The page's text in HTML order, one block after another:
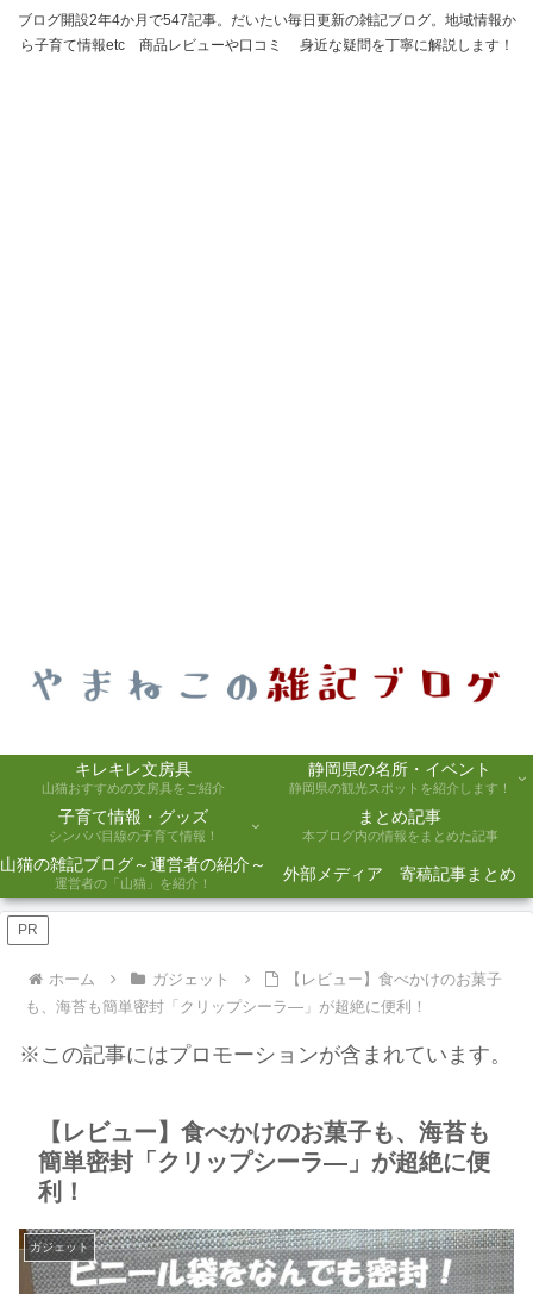
ブログ開設2年4か月で547記事。だいたい毎日更新の雑記ブログ。地域情報か
ら子育て情報etc 商品レビューや口コミ 身近な疑問を丁寧に解説します！
キレキレ文房具
山猫おすすめの文房具をご紹介
静岡県の名所・イベント
静岡県の観光スポットを紹介します！
子育て情報・グッズ
シンパパ目線の子育て情報！
まとめ記事
本ブログ内の情報をまとめた記事
山猫の雑記ブログ～運営者の紹介～
運営者の「山猫」を紹介！ 外部メディア 寄稿記事まとめ
PR
ホーム ガジェット
【レビュー】食べかけのお菓子
も、海苔も簡単密封「クリップシーラ―」が超絶に便利！
※この記事にはプロモーションが含まれています。
【レビュー】食べかけのお菓子も、海苔も
簡単密封「クリップシーラ―」が超絶に便
利！
ガジェット